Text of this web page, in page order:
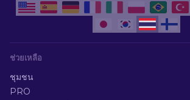
ช่วยเหลือ
ชุมชน
PRO